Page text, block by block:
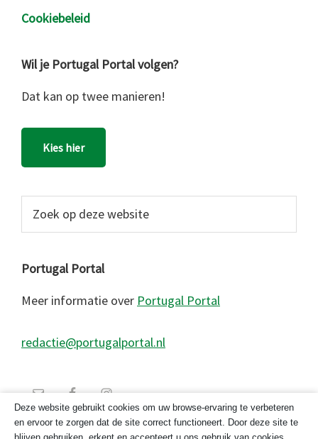
Cookiebeleid
Wil je Portugal Portal volgen?
Dat kan op twee manieren!
Kies hier
website
Portugal Portal
Meer informatie over Portugal Portal
redactie@portugalportal.nl
Deze website gebruikt cookies om uw browse-ervaring te verbeteren
en ervoor te zorgen dat de site correct functioneert. Door deze site te